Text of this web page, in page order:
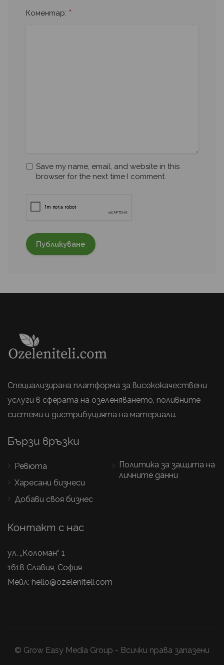
Коментар: *
Save my name, email, and website in this
browser for the next time I comment.
Специализирана платформа за висококачествени
услуги в сферата на озеленяването, поливните
системи и дистрибуцията на материали.
Бързи връзки
Ревюта
Харесани бизнеси
Добави своя бизнес
Политика за защита на
личните данни
Контакт с нас
ул. „Коломан“ 1
1618 Славия, София
Мейл: hello@ozeleniteli.com
© Grow Easy Media Group - Всички права запазени